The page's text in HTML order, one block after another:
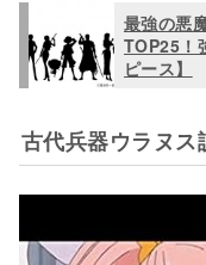
最強の悪
TOP25！
ピース】
古代兵器ウラヌス